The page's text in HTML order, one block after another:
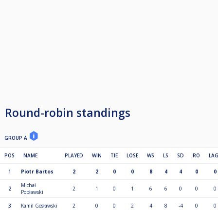
Round-robin standings
GROUP A
POS NAME PLAYED WIN TIE LOSE WS LS SD RO
1 Piotr Bartos 2 2 0 0 8 4 4 0 0
2
Michał
Popławski
2 1 0 1 6 6 0 0 0
3 Kamil Gosławski 2 0 0 2 4 8 -4 0 0